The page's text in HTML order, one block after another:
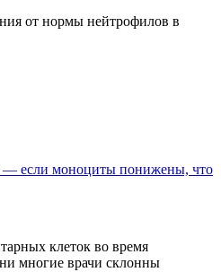
от нормы нейтрофилов в
— если моноциты понижены, что
клеток во время
многие врачи склонны